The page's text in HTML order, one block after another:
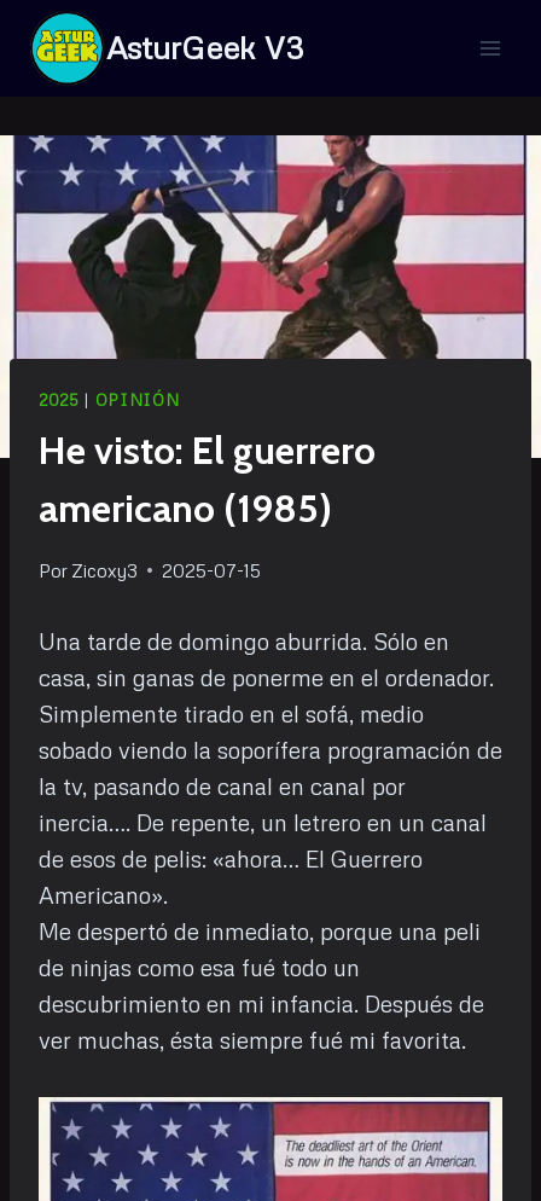
Saltar
contenido
AsturGeek V3
2025 | OPINIÓN
He visto: El guerrero
americano (1985)
Por Zicoxy3 2025-07-15
Una tarde de domingo aburrida. Sólo en
casa, sin ganas de ponerme en el ordenador.
Simplemente tirado en el sofá, medio
sobado viendo la soporífera programación de
la tv, pasando de canal en canal por
inercia…. De repente, un letrero en un canal
de esos de pelis: «ahora… El Guerrero
Americano».
Me despertó de inmediato, porque una peli
de ninjas como esa fué todo un
descubrimiento en mi infancia. Después de
ver muchas, ésta siempre fué mi favorita.